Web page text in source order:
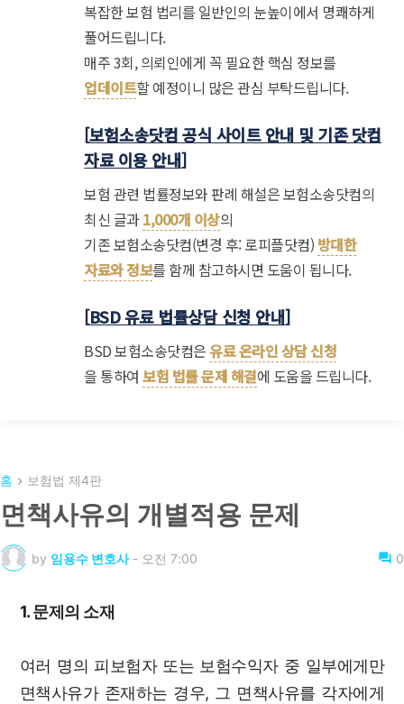
복잡한 보험 법리를 일반인의 눈높이에서 명쾌하게
풀어드립니다.
매주 3회, 의뢰인에게 꼭 필요한 핵심 정보를
업데이트할 예정이니 많은 관심 부탁드립니다.
[보험소송닷컴 공식 사이트 안내 및 기존 닷컴
자료 이용 안내]
보험 관련 법률정보와 판례 해설은 보험소송닷컴의
최신 글과1,000개 이상의
기존 보험소송닷컴(변경 후: 로피플닷컴) 방대한
자료와 정보를 함께 참고하시면 도움이 됩니다.
[BSD 유료 법률상담 신청 안내]
BSD 보험소송닷컴은유료 온라인 상담 신청
을 통하여보험 법률 문제 해결에 도움을 드립니다.
홈 보험법 제4판
면책사유의 개별적용 문제
by 임용수 변호사 - 오전 7:00 0
1. 문제의 소재
여러 명의 피보험자 또는 보험수익자 중 일부에게만
면책사유가 존재하는 경우, 그 면책사유를 각자에게